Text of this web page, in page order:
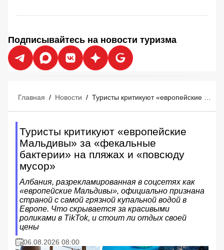
Подписывайтесь на новости туризма
Главная / Новости /
Туристы критикуют «европейские
Мальдивы» за «фекальные
бактерии» на пляжах и «повсюду
мусор»
Албания, разрекламированная в соцсетях как
«европейские Мальдивы», официально признана
страной с самой грязной купальной водой в
Европе. Что скрывается за красивыми
роликами в TikTok, и стоит ли отдых своей
цены
06.08.2026 08:00